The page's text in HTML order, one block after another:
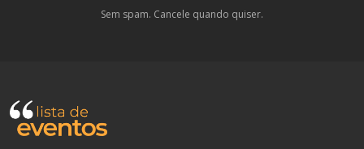
Sem spam. Cancele quando quiser.